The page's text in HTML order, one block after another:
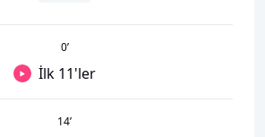
0’
İlk 11'ler
14’